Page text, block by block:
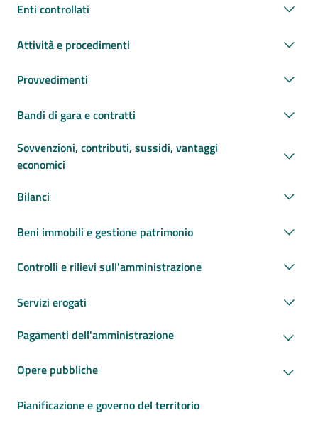
Enti controllati
Attività e procedimenti
Provvedimenti
Bandi di gara e contratti
Sovvenzioni, contributi, sussidi, vantaggi
economici
Bilanci
Beni immobili e gestione patrimonio
Controlli e rilievi sull'amministrazione
Servizi erogati
Pagamenti dell'amministrazione
Opere pubbliche
Pianificazione e governo del territorio